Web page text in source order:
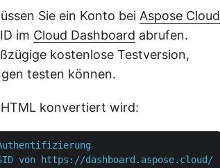
Sie ein Konto bei Aspose Cloud
im Cloud Dashboard abrufen.
kostenlose Testversion,
testen können.
HTML konvertiert wird:
von https://dashboard.aspose.cloud/